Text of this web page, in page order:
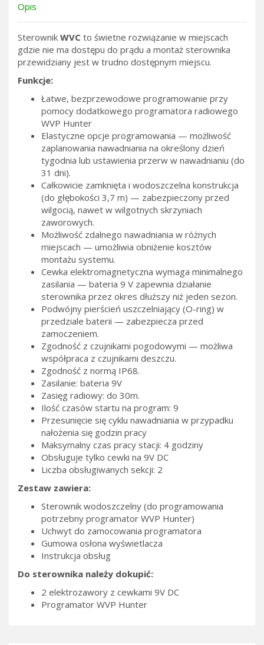
Opis
Sterownik WVC to świetne rozwiązanie w miejscach
gdzie nie ma dostępu do prądu a montaż sterownika
przewidziany jest w trudno dostępnym miejscu.
Funkcje:
Łatwe, bezprzewodowe programowanie przy
pomocy dodatkowego programatora radiowego
WVP Hunter
Elastyczne opcje programowania — możliwość
zaplanowania nawadniania na określony dzień
tygodnia lub ustawienia przerw w nawadnianiu (do
31 dni).
Całkowicie zamknięta i wodoszczelna konstrukcja
(do głębokości 3,7 m) — zabezpieczony przed
wilgocią, nawet w wilgotnych skrzyniach
zaworowych.
Możliwość zdalnego nawadniania w różnych
miejscach — umożliwia obniżenie kosztów
montażu systemu.
Cewka elektromagnetyczna wymaga minimalnego
zasilania — bateria 9 V zapewnia działanie
sterownika przez okres dłuższy niż jeden sezon.
Podwójny pierścień uszczelniający (O-ring) w
przedziale baterii — zabezpiecza przed
zamoczeniem.
Zgodność z czujnikami pogodowymi — możliwa
współpraca z czujnikami deszczu.
Zgodność z normą IP68.
Zasilanie: bateria 9V
Zasięg radiowy: do 30m.
Ilość czasów startu na program: 9
Przesunięcie się cyklu nawadniania w przypadku
nałożenia się godzin pracy
Maksymalny czas pracy stacji: 4 godziny
Obsługuje tylko cewki na 9V DC
Liczba obsługiwanych sekcji: 2
Zestaw zawiera:
Sterownik wodoszczelny (do programowania
potrzebny programator WVP Hunter)
Uchwyt do zamocowania programatora
Gumowa osłona wyświetlacza
Instrukcja obsług
Do sterownika należy dokupić:
2 elektrozawory z cewkami 9V DC
Programator WVP Hunter